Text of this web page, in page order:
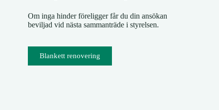
Om inga hinder föreligger får du din ansökan
beviljad vid nästa sammanträde i styrelsen.
Blankett renovering